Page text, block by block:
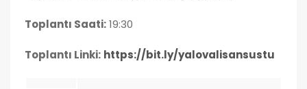
Toplantı Saati:19:30
Toplantı Linki: https://bit.ly/yalovalisansustu